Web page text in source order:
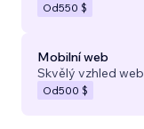
Od550 $
Mobilní web
Skvělý vzhled
Od500 $